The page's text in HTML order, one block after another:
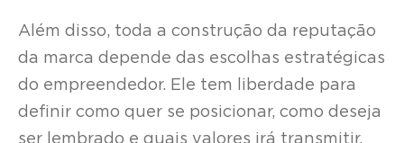
Além disso, toda a construção da reputação
da marca depende das escolhas estratégicas
do empreendedor. Ele tem liberdade para
definir como quer se posicionar, como deseja
ser lembrado e quais valores irá transmitir.